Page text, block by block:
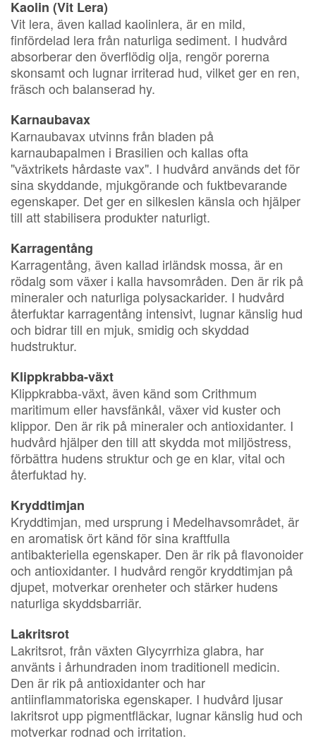
Kaolin (Vit Lera)
Vit lera, även kallad kaolinlera, är en mild,
finfördelad lera från naturliga sediment. I hudvård
absorberar den överflödig olja, rengör porerna
skonsamt och lugnar irriterad hud, vilket ger en ren,
fräsch och balanserad hy.
Karnaubavax
Karnaubavax utvinns från bladen på
karnaubapalmen i Brasilien och kallas ofta
"växtrikets hårdaste vax". I hudvård används det för
sina skyddande, mjukgörande och fuktbevarande
egenskaper. Det ger en silkeslen känsla och hjälper
till att stabilisera produkter naturligt.
Karragentång
Karragentång, även kallad irländsk mossa, är en
rödalg som växer i kalla havsområden. Den är rik på
mineraler och naturliga polysackarider. I hudvård
återfuktar karragentång intensivt, lugnar känslig hud
och bidrar till en mjuk, smidig och skyddad
hudstruktur.
Klippkrabba-växt
Klippkrabba-växt, även känd som Crithmum
maritimum eller havsfänkål, växer vid kuster och
klippor. Den är rik på mineraler och antioxidanter. I
hudvård hjälper den till att skydda mot miljöstress,
förbättra hudens struktur och ge en klar, vital och
återfuktad hy.
Kryddtimjan
Kryddtimjan, med ursprung i Medelhavsområdet, är
en aromatisk ört känd för sina kraftfulla
antibakteriella egenskaper. Den är rik på flavonoider
och antioxidanter. I hudvård rengör kryddtimjan på
djupet, motverkar orenheter och stärker hudens
naturliga skyddsbarriär.
Lakritsrot
Lakritsrot, från växten Glycyrrhiza glabra, har
använts i århundraden inom traditionell medicin.
Den är rik på antioxidanter och har
antiinflammatoriska egenskaper. I hudvård ljusar
lakritsrot upp pigmentfläckar, lugnar känslig hud och
motverkar rodnad och irritation.